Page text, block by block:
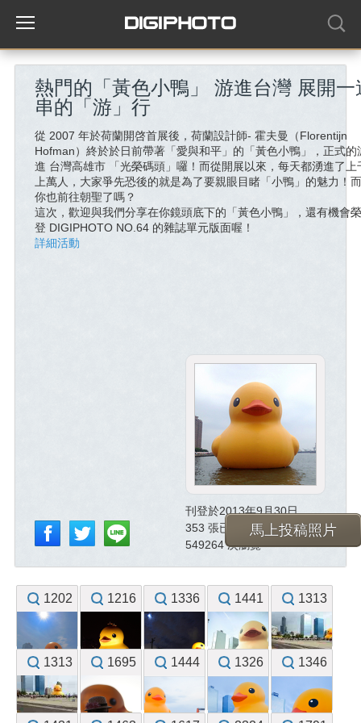
熱門的「黃色小鴨」 游進台灣 展開一
串的「游」行
從 2007 年於荷蘭開啓首展後，荷蘭設計師- 霍夫曼（Florentijn
Hofman）終於於日前帶著「愛與和平」的「黃色小鴨」，正式的
進 台灣高雄市 「光榮碼頭」囉！而從開展以來，每天都湧進了上
上萬人，大家爭先恐後的就是為了要親眼目睹「小鴨」的魅力！
你也前往朝聖了嗎？
這次，歡迎與我們分享在你鏡頭底下的「黃色小鴨」，還有機會
登 DIGIPHOTO NO.64 的雜誌單元版面喔！
詳細活動
馬上投稿照片
刊登於2013年9月30日
353 張已投稿照片
549264 次瀏覽
1202 1216 1336 1441 1313
1313 1695 1444 1326 1346